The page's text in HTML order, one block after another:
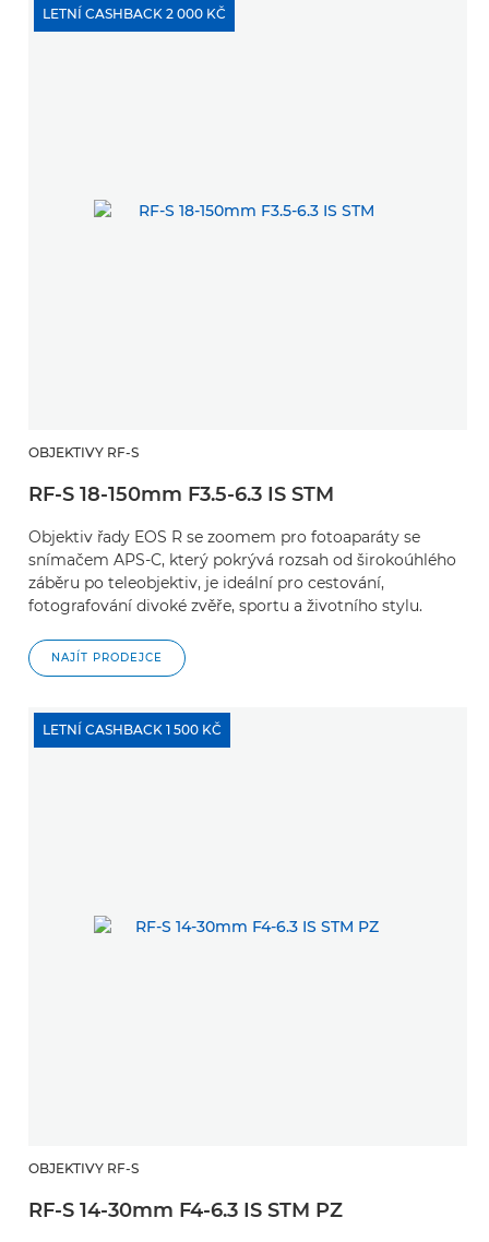
LETNÍ CASHBACK 2 000 KČ
OBJEKTIVY RF-S
RF-S 18-150mm F3.5-6.3 IS STM
Objektiv řady EOS R se zoomem pro fotoaparáty se
snímačem APS-C, který pokrývá rozsah od širokoúhlého
záběru po teleobjektiv, je ideální pro cestování,
fotografování divoké zvěře, sportu a životního stylu.
NAJÍT PRODEJCE
LETNÍ CASHBACK 1 500 KČ
OBJEKTIVY RF-S
RF-S 14-30mm F4-6.3 IS STM PZ